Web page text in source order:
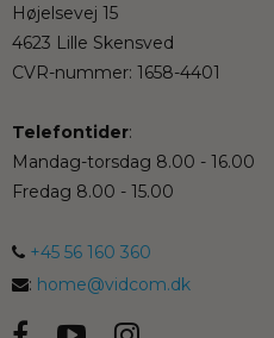
Højelsevej 15
4623 Lille Skensved
CVR-nummer: 1658-4401
Telefontider:
Mandag-torsdag 8.00 - 16.00
Fredag 8.00 - 15.00
+45 56 160 360
: home@vidcom.dk